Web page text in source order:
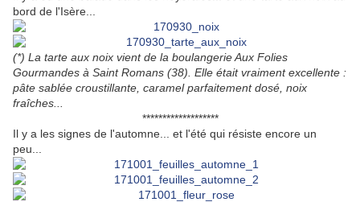
bord de l'Isère...
(*) La tarte aux noix vient de la boulangerie Aux Folies
Gourmandes à Saint Romans (38). Elle était vraiment excellente :
pâte sablée croustillante, caramel parfaitement dosé, noix
fraîches...
*******************
Il y a les signes de l'automne... et l'été qui résiste encore un
peu...